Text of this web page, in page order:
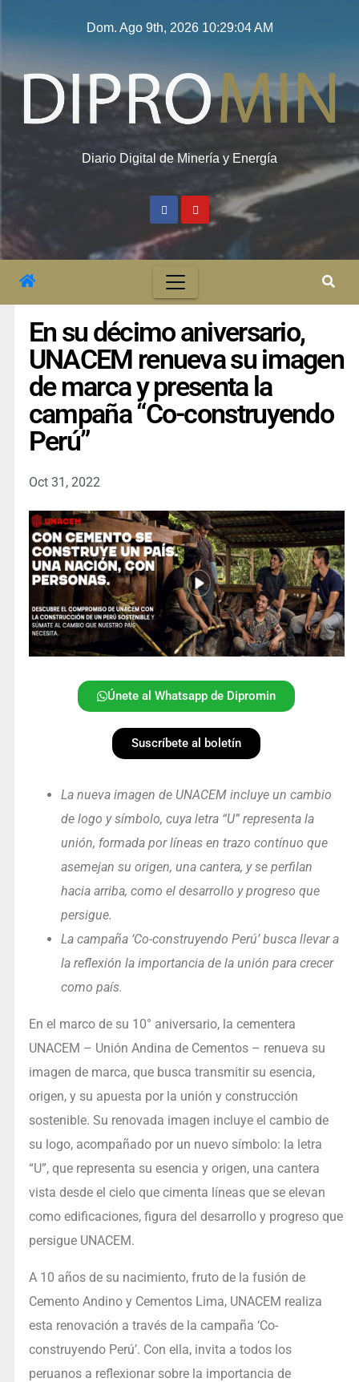
Dom. Ago 9th, 2026 10:29:05 AM
Diario Digital de Minería y Energía
En su décimo aniversario,
UNACEM renueva su imagen
de marca y presenta la
campaña “Co-construyendo
Perú”
Oct 31, 2022
Únete al Whatsapp de Dipromin
Suscríbete al boletín
La nueva imagen de UNACEM incluye un cambio
de logo y símbolo, cuya letra “U” representa la
unión, formada por líneas en trazo contínuo que
asemejan su origen, una cantera, y se perfilan
hacia arriba, como el desarrollo y progreso que
persigue.
La campaña ‘Co-construyendo Perú’ busca llevar a
la reflexión la importancia de la unión para crecer
como país.
En el marco de su 10° aniversario, la cementera
UNACEM – Unión Andina de Cementos – renueva su
imagen de marca, que busca transmitir su esencia,
origen, y su apuesta por la unión y construcción
sostenible. Su renovada imagen incluye el cambio de
su logo, acompañado por un nuevo símbolo: la letra
“U”, que representa su esencia y origen, una cantera
vista desde el cielo que cimenta líneas que se elevan
como edificaciones, figura del desarrollo y progreso que
persigue UNACEM.
A 10 años de su nacimiento, fruto de la fusión de
Cemento Andino y Cementos Lima, UNACEM realiza
esta renovación a través de la campaña ‘Co-
construyendo Perú’. Con ella, invita a todos los
peruanos a reflexionar sobre la importancia de